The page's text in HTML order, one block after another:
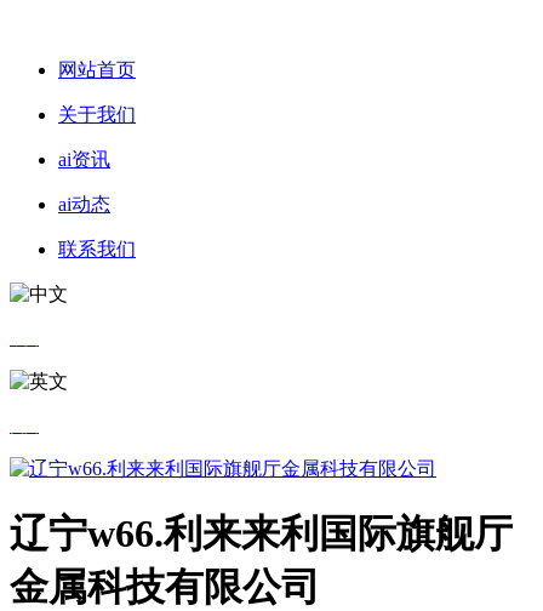
网站首页
关于我们
ai资讯
ai动态
联系我们
辽宁w66.利来来利国际旗舰厅
金属科技有限公司